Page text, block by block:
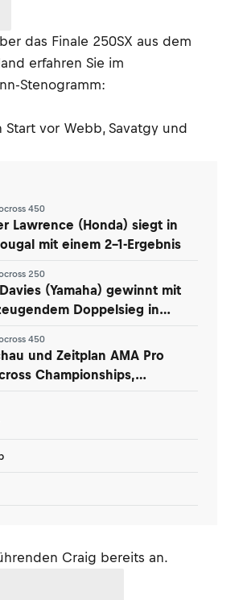
das Finale 250SX aus dem
erfahren Sie im
Stenogramm:
vor Webb, Savatgy und
450
Lawrence (Honda) siegt in
mit einem 2-1-Ergebnis
250
(Yamaha) gewinnt mit
Doppelsieg in
450
und Zeitplan AMA Pro
Championships,
Craig bereits an.